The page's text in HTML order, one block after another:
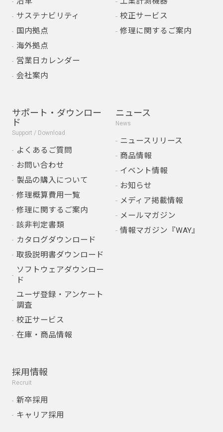
サステナビリティ
国内拠点
海外拠点
営業日カレンダー
会社案内
校正サービス
修理に関するご案内
サポート・ダウンロー
ド
Support / Download
よくあるご質問
お問い合わせ
製品の購入について
修理概算費用一覧
修理に関するご案内
該非判定書類
カタログダウンロード
取扱説明書ダウンロード
ソフトウェアダウンロー
ド
ユーザ登録・アンケート
調査
校正サービス
在庫・商品情報
ニュース
News
ニュースリリース
商品情報
イベント情報
お知らせ
メディア掲載情報
メールマガジン
情報マガジン『WAY』
採用情報
Recruit
新卒採用
キャリア採用